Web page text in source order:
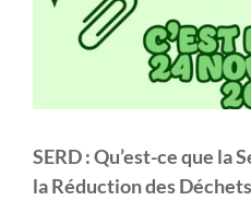
SERD : Qu’est-ce que la
la Réduction des